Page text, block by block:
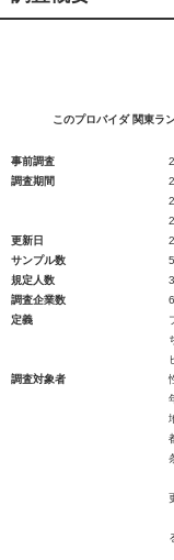
このプロバイダ 関東ラ
事前調査
調査期間
更新日
サンプル数
規定人数
調査企業数
定義
調査対象者